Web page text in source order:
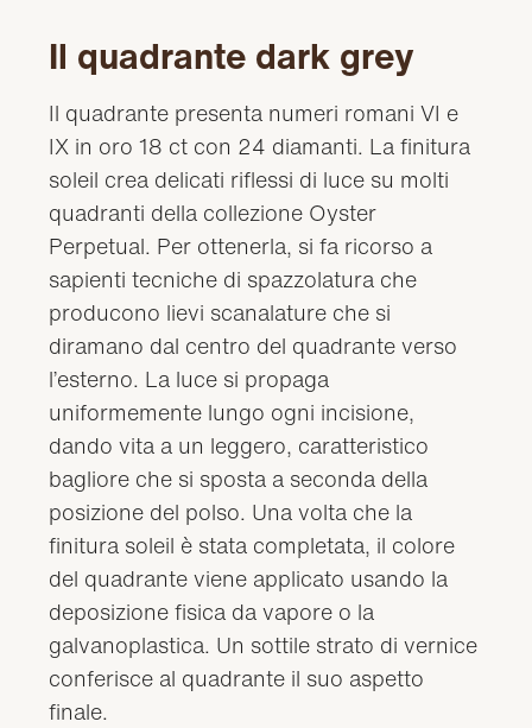
Il quadrante dark grey
Il quadrante presenta numeri romani VI e
IX in oro 18 ct con 24 diamanti. La finitura
soleil crea delicati riflessi di luce su molti
quadranti della collezione Oyster
Perpetual. Per ottenerla, si fa ricorso a
sapienti tecniche di spazzolatura che
producono lievi scanalature che si
diramano dal centro del quadrante verso
l’esterno. La luce si propaga
uniformemente lungo ogni incisione,
dando vita a un leggero, caratteristico
bagliore che si sposta a seconda della
posizione del polso. Una volta che la
finitura soleil è stata completata, il colore
del quadrante viene applicato usando la
deposizione fisica da vapore o la
galvanoplastica. Un sottile strato di vernice
conferisce al quadrante il suo aspetto
finale.